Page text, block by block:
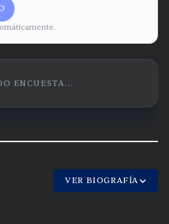
ENCUESTA...
VER BIOGRAFÍA